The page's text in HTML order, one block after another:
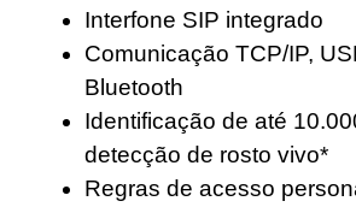
Interfone SIP integrado
Comunicação TCP/IP,
Bluetooth
Identificação de até
detecção de rosto vivo*
Regras de acesso